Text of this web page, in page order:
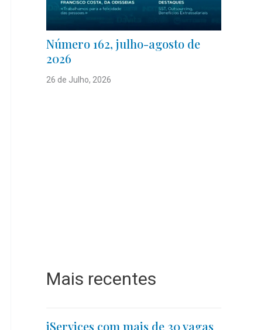
Número 162, julho-agosto de
2026
26 de Julho, 2026
Mais recentes
iServices com mais de 30 vagas